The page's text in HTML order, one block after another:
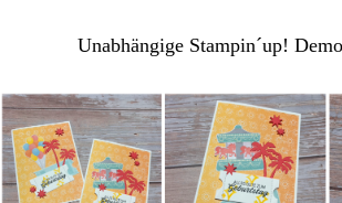
Unabhängige Stampin´up!